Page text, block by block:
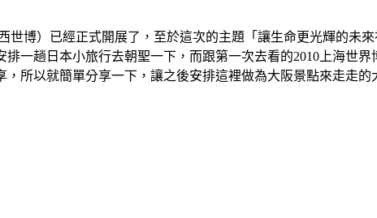
世博）已經正式開展了，至於這次的主題「讓生命更光輝的未
一趟日本小旅行去朝聖一下，而跟第一次去看的2010上海世界
所以就簡單分享一下，讓之後安排這裡做為大阪景點來走走的